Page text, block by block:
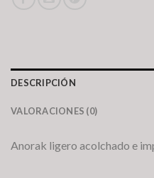
DESCRIPCIÓN
VALORACIONES (0)
Anorak ligero acolchado e